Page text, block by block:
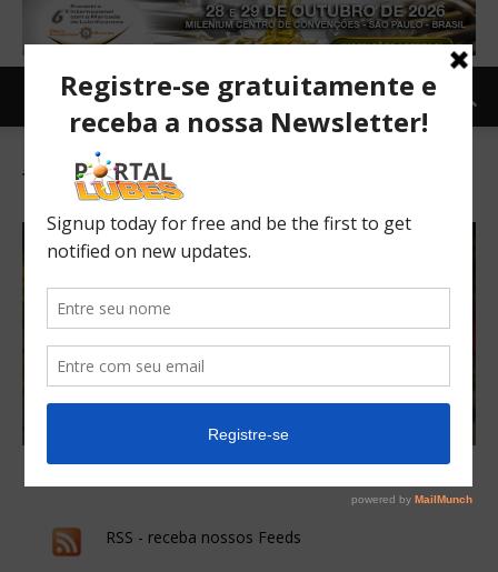
Tag: Dongfeng-Honda
RSS - receba nossos Feeds